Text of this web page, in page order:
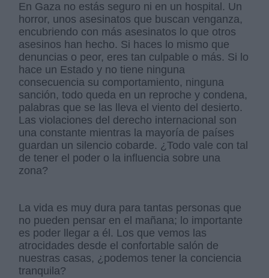
En Gaza no estás seguro ni en un hospital. Un
horror, unos asesinatos que buscan venganza,
encubriendo con más asesinatos lo que otros
asesinos han hecho. Si haces lo mismo que
denuncias o peor, eres tan culpable o más. Si lo
hace un Estado y no tiene ninguna
consecuencia su comportamiento, ninguna
sanción, todo queda en un reproche y condena,
palabras que se las lleva el viento del desierto.
Las violaciones del derecho internacional son
una constante mientras la mayoría de países
guardan un silencio cobarde. ¿Todo vale con tal
de tener el poder o la influencia sobre una
zona?
La vida es muy dura para tantas personas que
no pueden pensar en el mañana; lo importante
es poder llegar a él. Los que vemos las
atrocidades desde el confortable salón de
nuestras casas, ¿podemos tener la conciencia
tranquila?